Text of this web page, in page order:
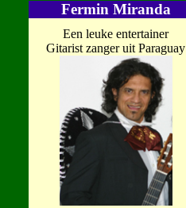
Fermin Miranda
Een leuke entertainer
Gitarist zanger uit Paraguay